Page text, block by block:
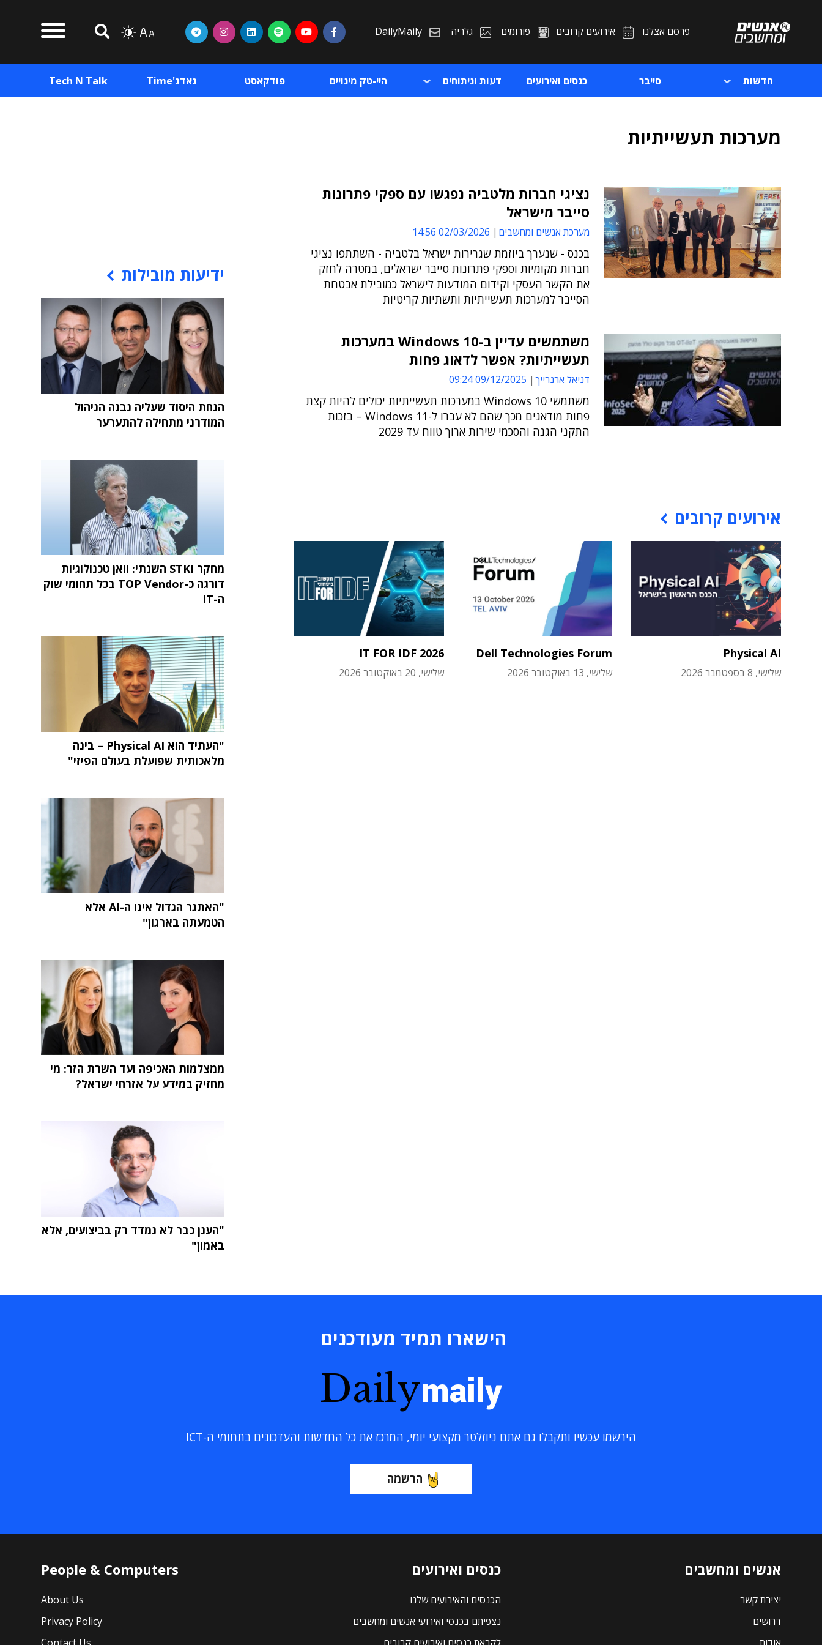
פרסם אצלנו אירועים קרובים פורומים גלריה DailyMaily
חדשות סייבר כנסים ואירועים דעות וניתוחים היי-טק מינויים פודקאסט גאדג'Time Tech N Talk
מערכות תעשייתיות
נציגי חברות מלטביה נפגשו עם ספקי פתרונות
סייבר מישראל
מערכת אנשים ומחשבים 02/03/2026 14:56
בכנס - שנערך ביוזמת שגרירות ישראל בלטביה - השתתפו נציגי
חברות מקומיות וספקי פתרונות סייבר ישראלים, במטרה לחזק
את הקשר העסקי וקידום המודעות לישראל כמובילת אבטחת
הסייבר למערכות תעשייתיות ותשתיות קריטיות
משתמשים עדיין ב-Windows 10 במערכות
תעשייתיות? אפשר לדאוג פחות
דניאל ארנרייך 09/12/2025 09:24
משתמשי Windows 10 במערכות תעשייתיות יכולים להיות קצת
פחות מודאגים מכך שהם לא עברו ל-Windows 11 – בזכות
התקני הגנה והסכמי שירות ארוך טווח עד 2029
אירועים קרובים
Physical AI
שלישי, 8 בספטמבר 2026
Dell Technologies Forum
שלישי, 13 באוקטובר 2026
IT FOR IDF 2026
שלישי, 20 באוקטובר 2026
ידיעות מובילות
הנחת היסוד שעליה נבנה הניהול
המודרני מתחילה להתערער
מחקר STKI השנתי: וואן טכנולוגיות
דורגה כ-TOP Vendor בכל תחומי שוק
ה-IT
"העתיד הוא Physical AI – בינה
מלאכותית שפועלת בעולם הפיזי"
"האתגר הגדול אינו ה-AI אלא
הטמעתה בארגון"
ממצלמות האכיפה ועד השרת הזר: מי
מחזיק במידע על אזרחי ישראל?
"הענן כבר לא נמדד רק בביצועים, אלא
באמון"
הישארו תמיד מעודכנים
Dailymaily
הירשמו עכשיו ותקבלו גם אתם ניוזלטר מקצועי יומי, המרכז את כל החדשות והעדכונים בתחומי ה-ICT
הרשמה
אנשים ומחשבים
יצירת קשר
דרושים
כנסים ואירועים
הכנסים והאירועים שלנו
נצפיתם בכנסי ואירועי אנשים ומחשבים
People & Computers
About Us
Privacy Policy